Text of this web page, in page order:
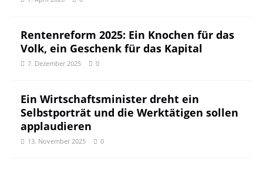
Rentenreform 2025: Ein Knochen für das
Volk, ein Geschenk für das Kapital
7. Dezember 2025 0
Ein Wirtschaftsminister dreht ein
Selbstporträt und die Werktätigen sollen
applaudieren
13. November 2025 0